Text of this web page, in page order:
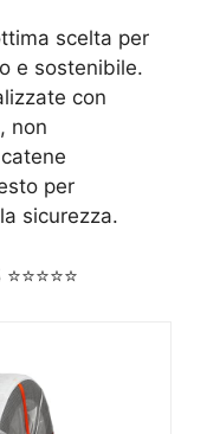
scelta per
e sostenibile.
con
non
per
sicurezza.